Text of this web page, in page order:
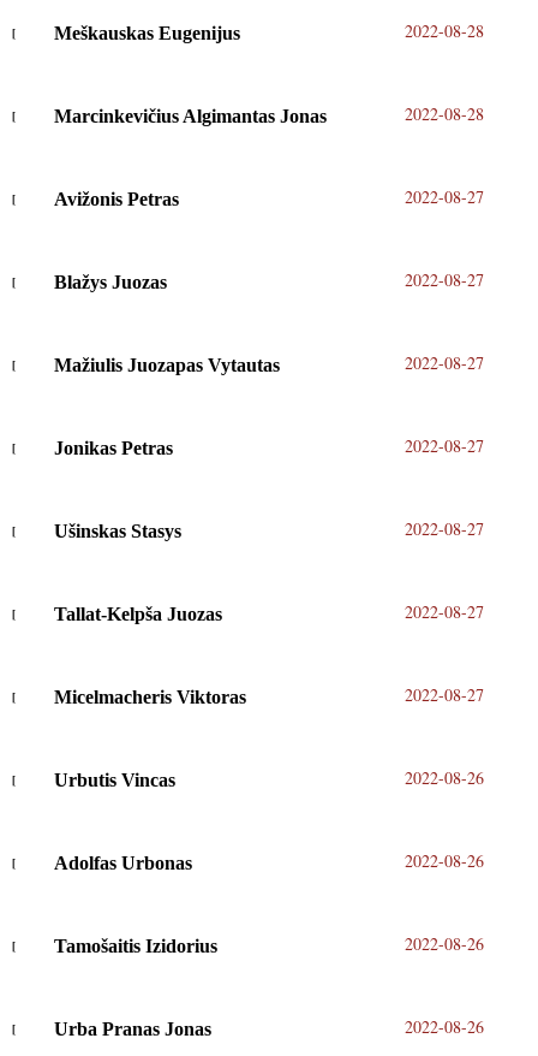
Meškauskas Eugenijus 2022-08-28
Marcinkevičius Algimantas Jonas 2022-08-28
Avižonis Petras 2022-08-27
Blažys Juozas 2022-08-27
Mažiulis Juozapas Vytautas 2022-08-27
Jonikas Petras 2022-08-27
Ušinskas Stasys 2022-08-27
Tallat-Kelpša Juozas 2022-08-27
Micelmacheris Viktoras 2022-08-27
Urbutis Vincas 2022-08-26
Adolfas Urbonas 2022-08-26
Tamošaitis Izidorius 2022-08-26
Urba Pranas Jonas 2022-08-26